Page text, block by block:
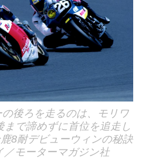
後ろを走るのは、モリワ
で諦めずに首位を追走し
8耐デビューウィンの秘訣
モーターマガジン社